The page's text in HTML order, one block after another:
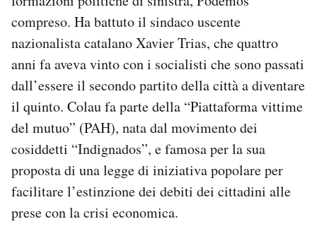
compreso. Ha battuto il sindaco uscente
nazionalista catalano Xavier Trias, che quattro
anni fa aveva vinto con i socialisti che sono passati
dall’essere il secondo partito della città a diventare
il quinto. Colau fa parte della “Piattaforma vittime
del mutuo” (PAH), nata dal movimento dei
cosiddetti “Indignados”, e famosa per la sua
proposta di una legge di iniziativa popolare per
facilitare l’estinzione dei debiti dei cittadini alle
prese con la crisi economica.